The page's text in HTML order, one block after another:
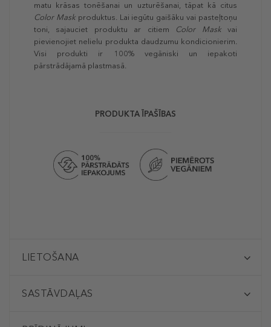
matu krāsas tonēšanai un uzturēšanai, tāpat kā citus
Color Maskproduktus. Lai iegūtu gaišāku vai pasteļtoņu
toni, sajauciet produktu ar citiem
Color Maskvai
pievienojiet nelielu produkta daudzumu kondicionierim.
Visi produkti ir 100% vegāniski un iepakoti
pārstrādājamā plastmasā.
PRODUKTA ĪPAŠĪBAS
LIETOŠANA
SASTĀVDAĻAS